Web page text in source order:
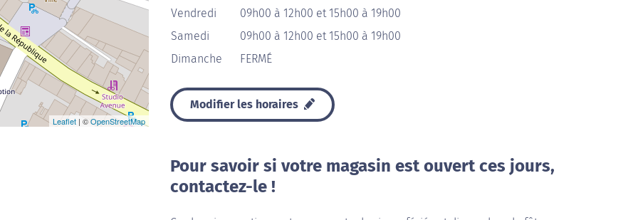
Leaflet | ©OpenStreetMap
Vendredi
09h00 à 12h00 et 15h00 à 19h00
Samedi
09h00 à 12h00 et 15h00 à 19h00
Dimanche
FERMÉ
Modifier les horaires
Pour savoir si votre magasin est ouvert ces jours,
contactez-le !